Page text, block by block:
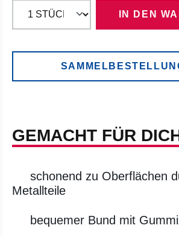
IN DEN
GEMACHT FÜR
schonend zu Oberflächen
Metallteile
bequemer Bund mit